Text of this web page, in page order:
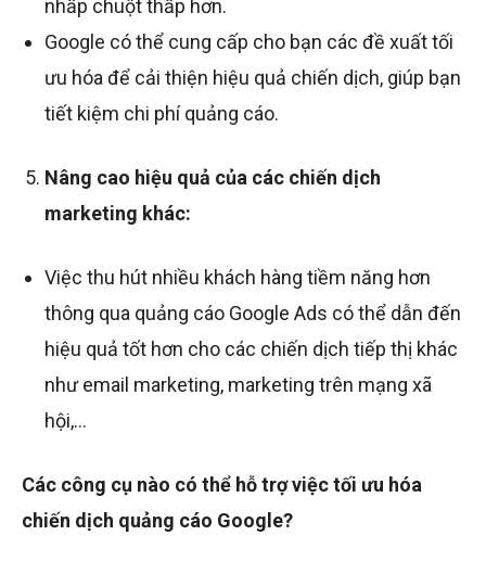
nhấp chuột thấp hơn.
Google có thể cung cấp cho bạn các đề xuất tối
ưu hóa để cải thiện hiệu quả chiến dịch, giúp bạn
tiết kiệm chi phí quảng cáo.
Nâng cao hiệu quả của các chiến dịch
marketing khác:
Việc thu hút nhiều khách hàng tiềm năng hơn
thông qua quảng cáo Google Ads có thể dẫn đến
hiệu quả tốt hơn cho các chiến dịch tiếp thị khác
như email marketing, marketing trên mạng xã
hội,…
Các công cụ nào có thể hỗ trợ việc tối ưu hóa
chiến dịch quảng cáo Google?